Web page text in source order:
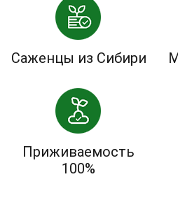
Саженцы из Сибири
Приживаемость
100%